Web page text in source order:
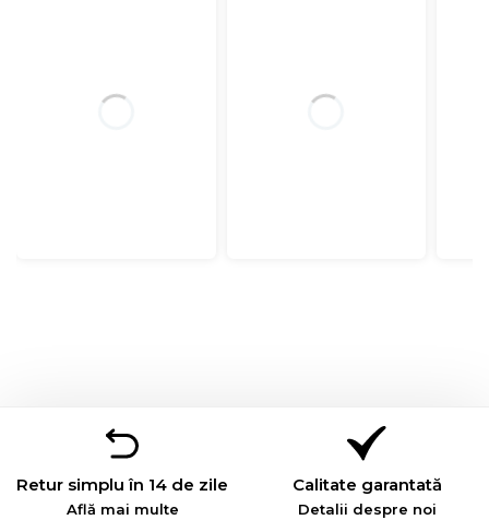
Retur simplu în 14 de zile
Află mai multe
Calitate garantată
Detalii despre noi